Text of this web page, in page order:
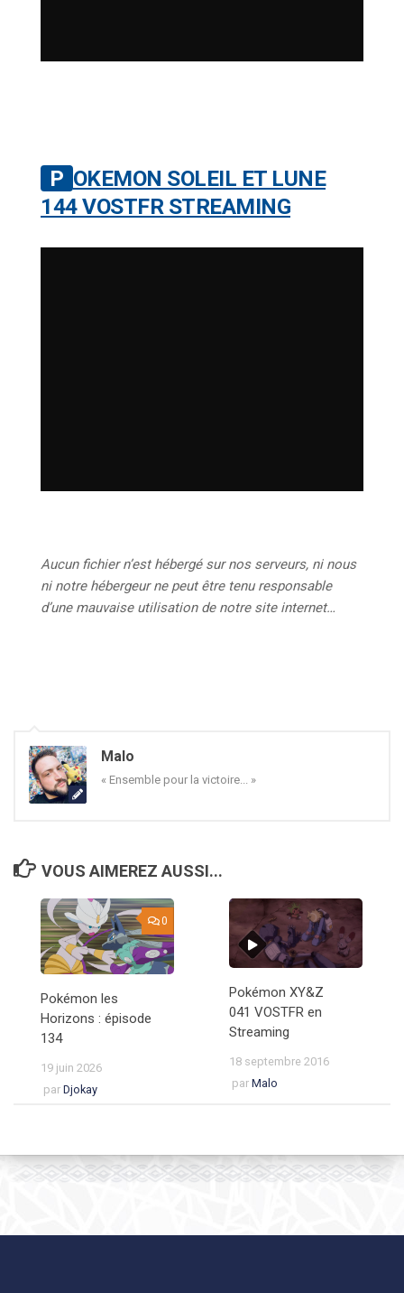
POKEMON SOLEIL ET LUNE
144 VOSTFR STREAMING
Aucun fichier n’est hébergé sur nos serveurs, ni nous
ni notre hébergeur ne peut être tenu responsable
d’une mauvaise utilisation de notre site internet…
Malo
« Ensemble pour la victoire... »
VOUS AIMEREZ AUSSI...
0
Pokémon les
Horizons : épisode
134
19 juin 2026
par Djokay
Pokémon XY&Z
041 VOSTFR en
Streaming
18 septembre 2016
par Malo